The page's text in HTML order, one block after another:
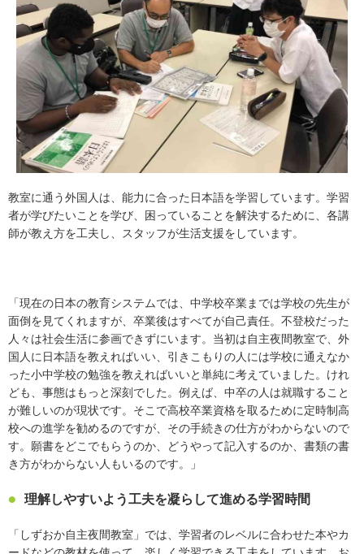
教室に通う外国人は、能力に合った日本語を学習しています。学習
者が学びたいことを学び、困っていることを解決するために、各講
師が教え方を工夫し、スタッフが生活支援をしています。
「現在の日本の教育システムでは、中学校卒業までは学校の先生が
面倒を見てくれますが、卒業後はすべてが自己責任。不登校だった
人々は社会生活に参画できずにいます。当初は自主夜間教室で、外
国人に日本語を教えればいい、引きこもりの人には学校に通えなか
った小中学校の勉強を教えればいいと単純に考えていました。けれ
ども、事態はもっと深刻でした。例えば、中卒の人は就職すること
が難しいのが現状です。そこで高校卒業資格を取るために定時制高
校への進学を勧めるのですが、その手続きの仕方がわからないので
す。願書をどこでもらうのか、どうやって記入するのか、書類の書
き方がわからない人もいるのです。」
理解しやすいよう工夫を凝らして進める学習時間
「しずおか自主夜間教室」では、学習者のレベルに合わせた本やカ